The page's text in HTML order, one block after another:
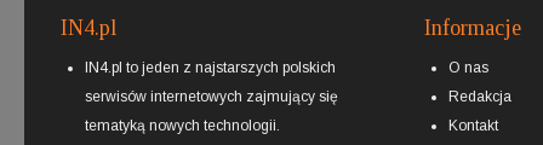
IN4.pl
IN4.pl to jeden z najstarszych polskich
serwisów internetowych zajmujący się
tematyką nowych technologii.
Informacje
O nas
Redakcja
Kontakt